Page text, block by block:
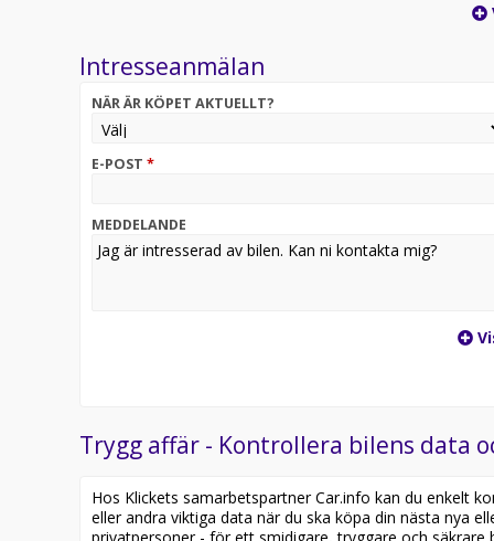
- Hämtning nära dig eller bekväm leverans till din
Autohero.com.
Utrustning:
- LED-Strålkastare
- Startknapp
- Klimatanläggning
- Delbart baksäte
- Växelpaddlar
Intresseanmälan
NÄR ÄR KÖPET AKTUELLT?
E-POST *
MEDDELANDE
Trygg affär - Kontrollera bilens data
Hos Klickets samarbetspartner Car.info kan du enkelt
eller andra viktiga data när du ska köpa din nästa nya